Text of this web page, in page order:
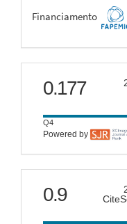
FAPEMIG
Financiamento
scimago
0.177
Q4
Powered by
citescore
0.9